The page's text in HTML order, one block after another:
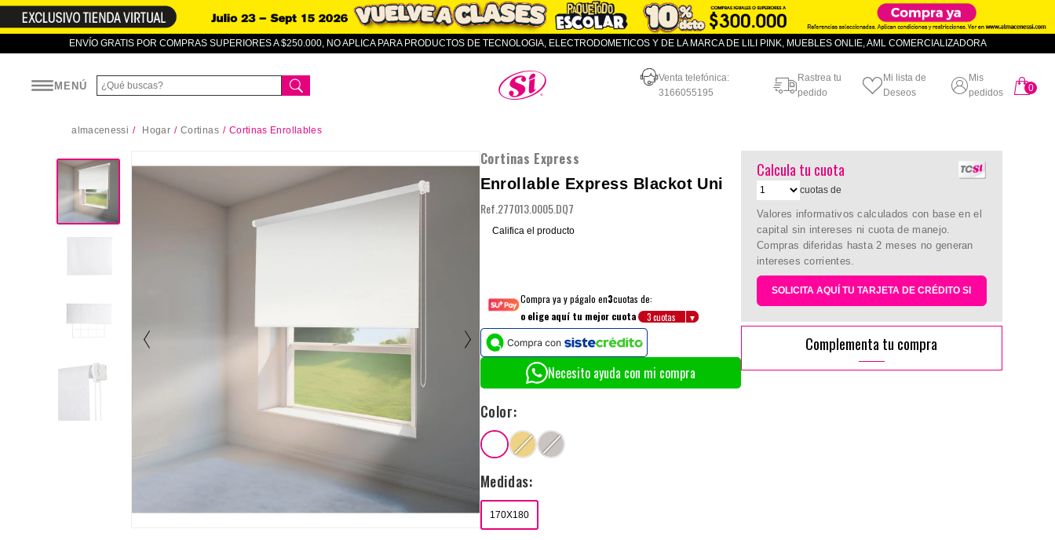
ENVÍO GRATIS POR COMPRAS SUPERIORES A $250.000, NO APLICA PARA PRODUCTOS DE TECNOLOGIA, ELECTRODOMETICOS Y DE LA MARCA DE LILI PINK, MUEBLES ONLIE, AML COMERCIALIZADORA
MENÚ
Almacenes SI
Venta telefónica:
3166055195
Rastrea tu
pedido
Mi lista de
Deseos
Mis
pedidos
0
almacenessi Hogar Cortinas Cortinas Enrollables
Cortinas Express
Enrollable Express Blackot Uni
Ref. 277013.0005.DQ7
Califica el producto
Compra ya y págalo en3cuotas de:
o elige aquí tu mejor cuota
Necesito ayuda con mi compra
Color:
Medidas:
170X180
Calcula tu cuota
cuotas de
Valores informativos calculados con base en el
capital sin intereses ni cuota de manejo.
Compras diferidas hasta 2 meses no generan
intereses corrientes.
SOLICITA AQUÍ TU TARJETA DE CRÉDITO SI
Complementa tu compra